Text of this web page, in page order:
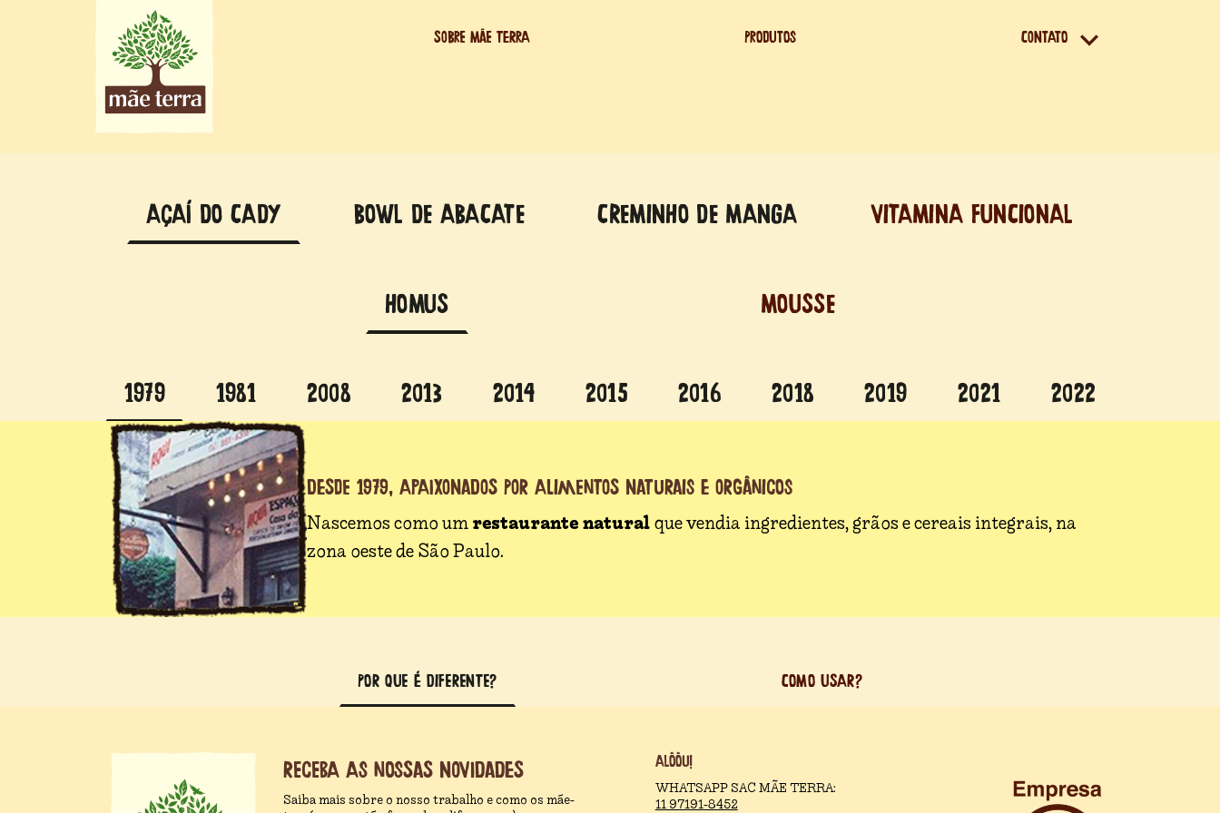
SOBRE MÃE TERRA PRODUTOS CONTATO
AÇAÍ DO CADY BOWL DE ABACATE CREMINHO DE MANGA VITAMINA FUNCIONAL
HOMUS MOUSSE
1979 1981 2008 2013 2014 2015 2016 2018 2019 2021 2022
DESDE 1979, APAIXONADOS POR ALIMENTOS NATURAIS E ORGÂNICOS
Nascemos como umrestaurante naturalque vendia ingredientes, grãos e cereais integrais, na
zona oeste de São Paulo.
POR QUE É DIFERENTE? COMO USAR?
Receba as nossas novidades
Saiba mais sobre o nosso trabalho e como os mãe-
Alôôu!
WHATSAPP SAC MÃE TERRA:
11 97191-8452